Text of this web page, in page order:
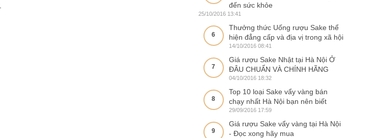
đến sức khỏe
25/10/2016 13:41
6
Thưởng thức Uống rượu Sake thể
hiện đẳng cấp và địa vị trong xã hội
14/10/2016 08:41
7
Giá rượu Sake Nhật tại Hà Nội Ở
ĐÂU CHUẨN VÀ CHÍNH HÃNG
04/10/2016 18:32
8
Top 10 loại Sake vẩy vàng bán
chạy nhất Hà Nội bạn nên biết
29/09/2016 17:59
9
Giá rượu Sake vẩy vàng tại Hà Nội
- Đọc xong hãy mua